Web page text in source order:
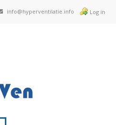
info@hyperventilatie.info Log in